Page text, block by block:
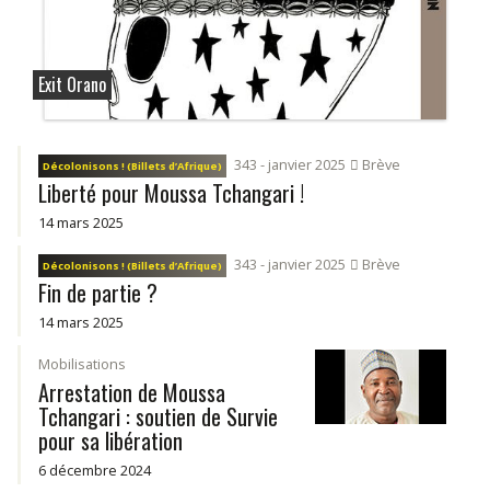
Exit Orano
Décolonisons ! (Billets d’Afrique) 343 - janvier 2025 Brève
Liberté pour Moussa Tchangari !
14 mars 2025
Décolonisons ! (Billets d’Afrique) 343 - janvier 2025 Brève
Fin de partie ?
14 mars 2025
Mobilisations
Arrestation de Moussa
Tchangari : soutien de Survie
pour sa libération
6 décembre 2024